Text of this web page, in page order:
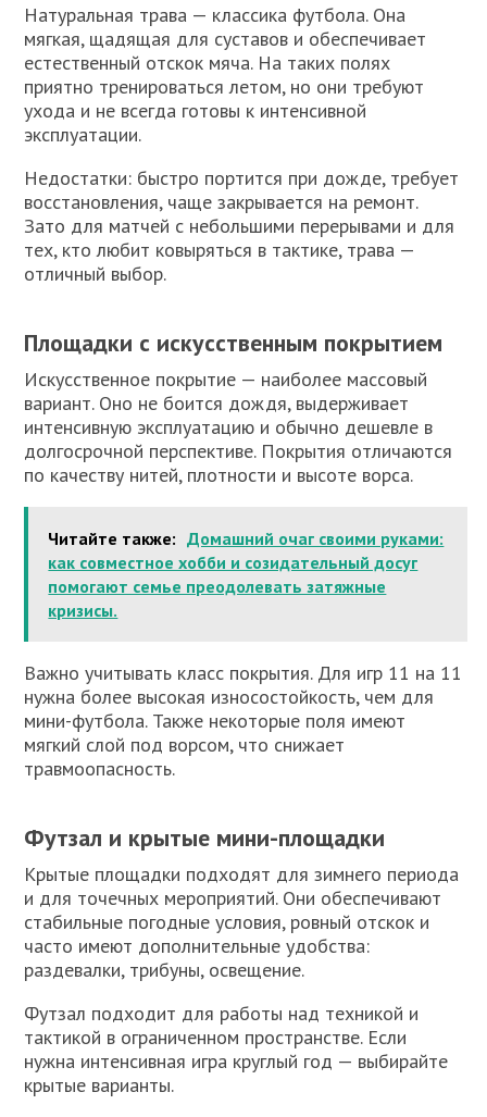
Натуральная трава — классика футбола. Она
мягкая, щадящая для суставов и обеспечивает
естественный отскок мяча. На таких полях
приятно тренироваться летом, но они требуют
ухода и не всегда готовы к интенсивной
эксплуатации.
Недостатки: быстро портится при дожде, требует
восстановления, чаще закрывается на ремонт.
Зато для матчей с небольшими перерывами и для
тех, кто любит ковыряться в тактике, трава —
отличный выбор.
Площадки с искусственным покрытием
Искусственное покрытие — наиболее массовый
вариант. Оно не боится дождя, выдерживает
интенсивную эксплуатацию и обычно дешевле в
долгосрочной перспективе. Покрытия отличаются
по качеству нитей, плотности и высоте ворса.
Читайте также: Домашний очаг своими руками:
как совместное хобби и созидательный досуг
помогают семье преодолевать затяжные
кризисы.
Важно учитывать класс покрытия. Для игр 11 на 11
нужна более высокая износостойкость, чем для
мини-футбола. Также некоторые поля имеют
мягкий слой под ворсом, что снижает
травмоопасность.
Футзал и крытые мини-площадки
Крытые площадки подходят для зимнего периода
и для точечных мероприятий. Они обеспечивают
стабильные погодные условия, ровный отскок и
часто имеют дополнительные удобства:
раздевалки, трибуны, освещение.
Футзал подходит для работы над техникой и
тактикой в ограниченном пространстве. Если
нужна интенсивная игра круглый год — выбирайте
крытые варианты.